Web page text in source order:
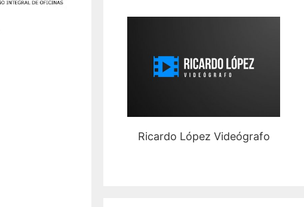
Ricardo López Videógrafo